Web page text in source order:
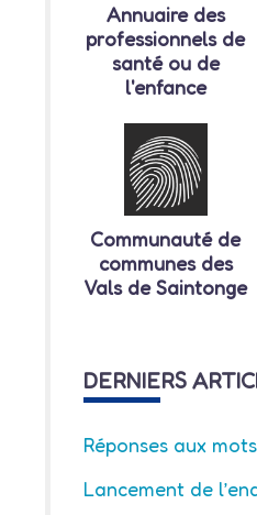
Annuaire des
professionnels de
santé ou de
l'enfance
Communauté de
communes des
Vals de Saintonge
DERNIERS
Réponses aux
Lancement de